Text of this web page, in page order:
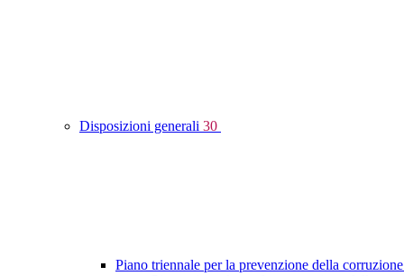
Disposizioni generali 30
Piano triennale per la prevenzione della